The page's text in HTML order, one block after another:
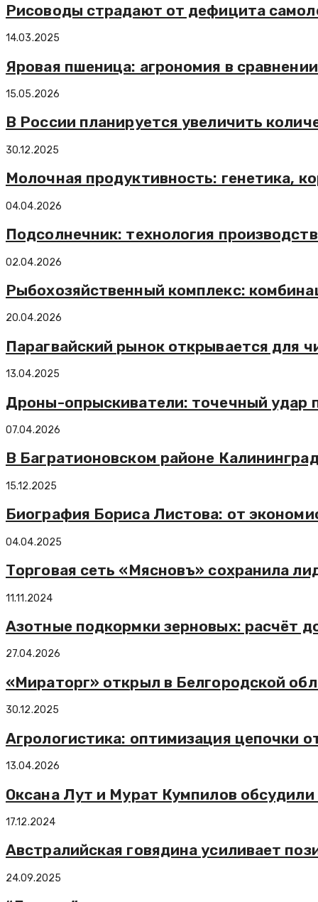
Рисоводы страдают от дефицита
14.03.2025
Яровая пшеница: агрономия в
15.05.2026
В России планируется увеличить
30.12.2025
Молочная продуктивность: генетика,
04.04.2026
Подсолнечник: технология
02.04.2026
Рыбохозяйственный комплекс:
20.04.2026
Парагвайский рынок открывается для
13.04.2025
Дроны-опрыскиватели: точечный удар
07.04.2026
В Багратионовском районе
15.12.2025
Биография Бориса Листова: от
04.04.2025
Торговая сеть «Мясновъ» сохранила
11.11.2024
Азотные подкормки зерновых: расчёт
27.04.2026
«Мираторг» открыл в Белгородской
30.12.2025
Агрологистика: оптимизация цепочки
13.04.2026
Оксана Лут и Мурат Кумпилов
17.12.2024
Австралийская говядина усиливает
24.09.2025